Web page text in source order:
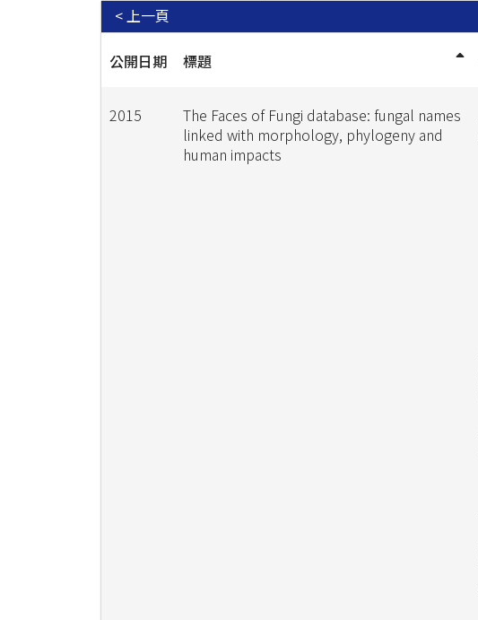
字：< 上一頁
公開日期 標題
2015
The Faces of Fungi database: fungal names
linked with morphology, phylogeny and
human impacts